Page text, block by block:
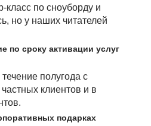
класс по сноуборду и
но у наших читателей
по сроку активации услуг
полугода с
клиентов и в
подарках